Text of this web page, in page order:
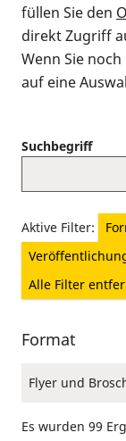
füllen Sie den
direkt Zugriff
Wenn Sie noch
auf eine
Suchbegriff
Aktive Filter:
Alle Filter
Format
Flyer und
Es wurden 99